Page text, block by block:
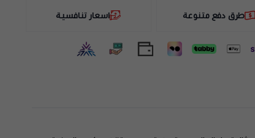
طرق دفع متنوعة اسعار تنافسية